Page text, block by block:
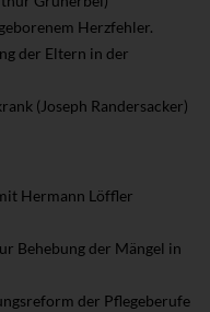
Herzfehler.
der Eltern in der
(Joseph Randersacker)
Hermann Löffler
Behebung der Mängel in
der Pflegeberufe